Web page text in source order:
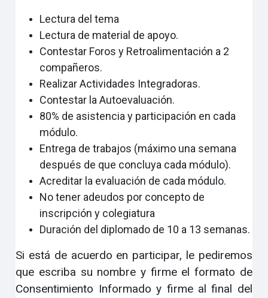
Lectura del tema
Lectura de material de apoyo.
Contestar Foros y Retroalimentación a 2
compañeros.
Realizar Actividades Integradoras.
Contestar la Autoevaluación.
80% de asistencia y participación en cada
módulo.
Entrega de trabajos (máximo una semana
después de que concluya cada módulo).
Acreditar la evaluación de cada módulo.
No tener adeudos por concepto de
inscripción y colegiatura
Duración del diplomado de 10 a 13 semanas.
Si está de acuerdo en participar, le pediremos
que escriba su nombre y firme el formato de
Consentimiento Informado y firme al final del